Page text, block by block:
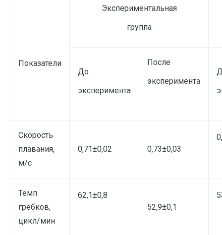
Показатели
Экспериментальная
группа
До
эксперимента
После
эксперимента
Скорость
плавания,
м/c
0,71±0,02 0,73±0,03
Темп
гребков,
цикл/мин
62,1±0,8
52,9±0,1